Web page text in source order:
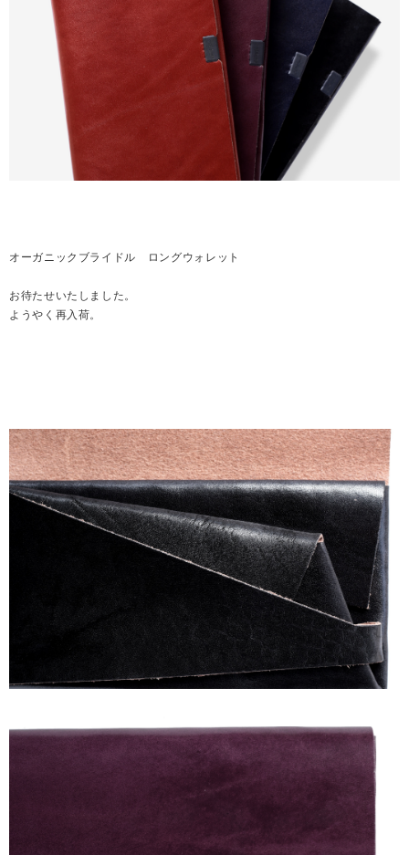
オーガニックブライドル ロングウォレット
お待たせいたしました。
ようやく再入荷。